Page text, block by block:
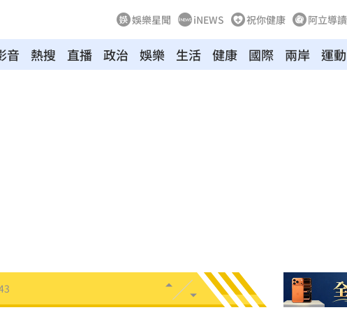
娛樂星聞 iNEWS 祝你健康 阿立導讀
音 熱搜 直播 政治 娛樂 生活 健康 國際 兩岸 運動